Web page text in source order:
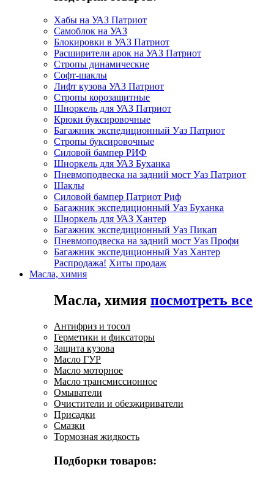
Хабы на УАЗ Патриот
Самоблок на УАЗ
Блокировки в УАЗ Патриот
Расширители арок на УАЗ Патриот
Стропы динамические
Софт-шаклы
Лифт кузова УАЗ Патриот
Стропы корозащитные
Шноркель для УАЗ Патриот
Крюки буксировочные
Багажник экспедиционный Уаз Патриот
Стропы буксировочные
Силовой бампер РИФ
Шноркель для УАЗ Буханка
Пневмоподвеска на задний мост Уаз Патриот
Шаклы
Силовой бампер Патриот Риф
Багажник экспедиционный Уаз Буханка
Шноркель для УАЗ Хантер
Багажник экспедиционный Уаз Пикап
Пневмоподвеска на задний мост Уаз Профи
Багажник экспедиционный Уаз Хантер
Распродажа! Хиты продаж
Масла, химия
Масла, химия посмотреть все
Антифриз и тосол
Герметики и фиксаторы
Защита кузова
Масло ГУР
Масло моторное
Масло трансмиссионное
Омыватели
Очистители и обезжириватели
Присадки
Смазки
Тормозная жидкость
Подборки товаров: